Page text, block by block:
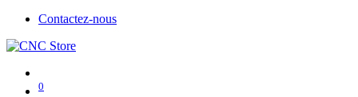
Contactez-nous
0